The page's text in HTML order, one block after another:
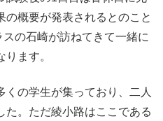
の概要が発表されるとのこと
の石崎が訪ねてきて一緒に
ます。
の学生が集っており、二人
た。ただ綾小路はここである